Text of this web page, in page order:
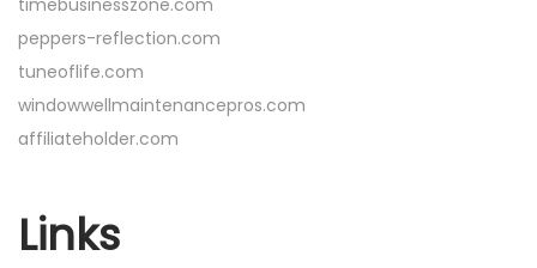
timebusinesszone.com
peppers-reflection.com
tuneoflife.com
windowwellmaintenancepros.com
affiliateholder.com
Links